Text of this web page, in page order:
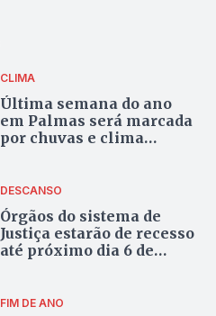
CLIMA
Última semana do ano
em Palmas será marcada
por chuvas e clima
DESCANSO
Órgãos do sistema de
Justiça estarão de recesso
até próximo dia 6 de
FIM DE ANO